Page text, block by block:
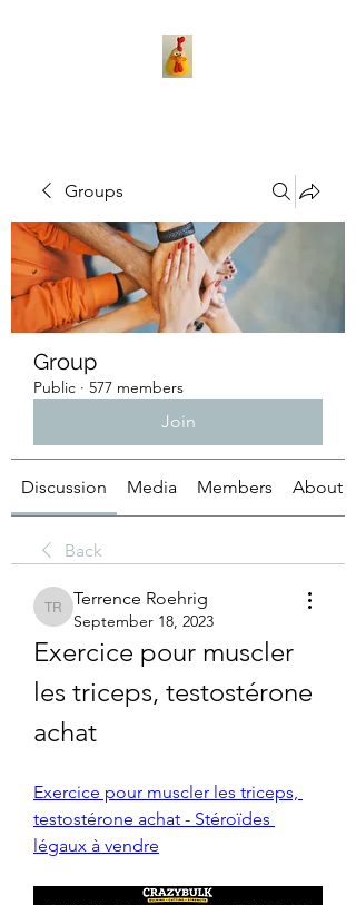
Groups
Group
Public · 577 members
Join
Discussion Media Members About
Back
Terrence Roehrig
Terrence Roehrig
September 18, 2023
Exercice pour muscler
les triceps, testostérone
achat
Exercice pour muscler les triceps,
testostérone achat - Stéroïdes
légaux à vendre